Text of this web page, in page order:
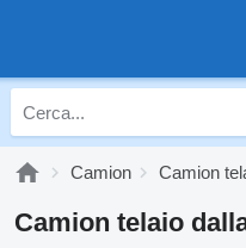
Camion Camion
Camion telaio